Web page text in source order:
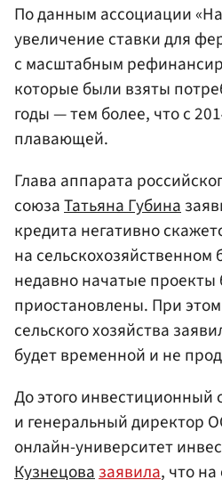
По данным ассоциации
увеличение ставки для
с масштабным
которые были взяты
годы — тем более, что с
плавающей.
Глава аппарата
союзаТатьяна Губина
кредита негативно
на сельскохозяйственном
недавно начатые проекты
приостановлены. При
сельского хозяйства
будет временной и не
До этого инвестиционный
и генеральный директор
онлайн-университет
Кузнецовазаявила, что